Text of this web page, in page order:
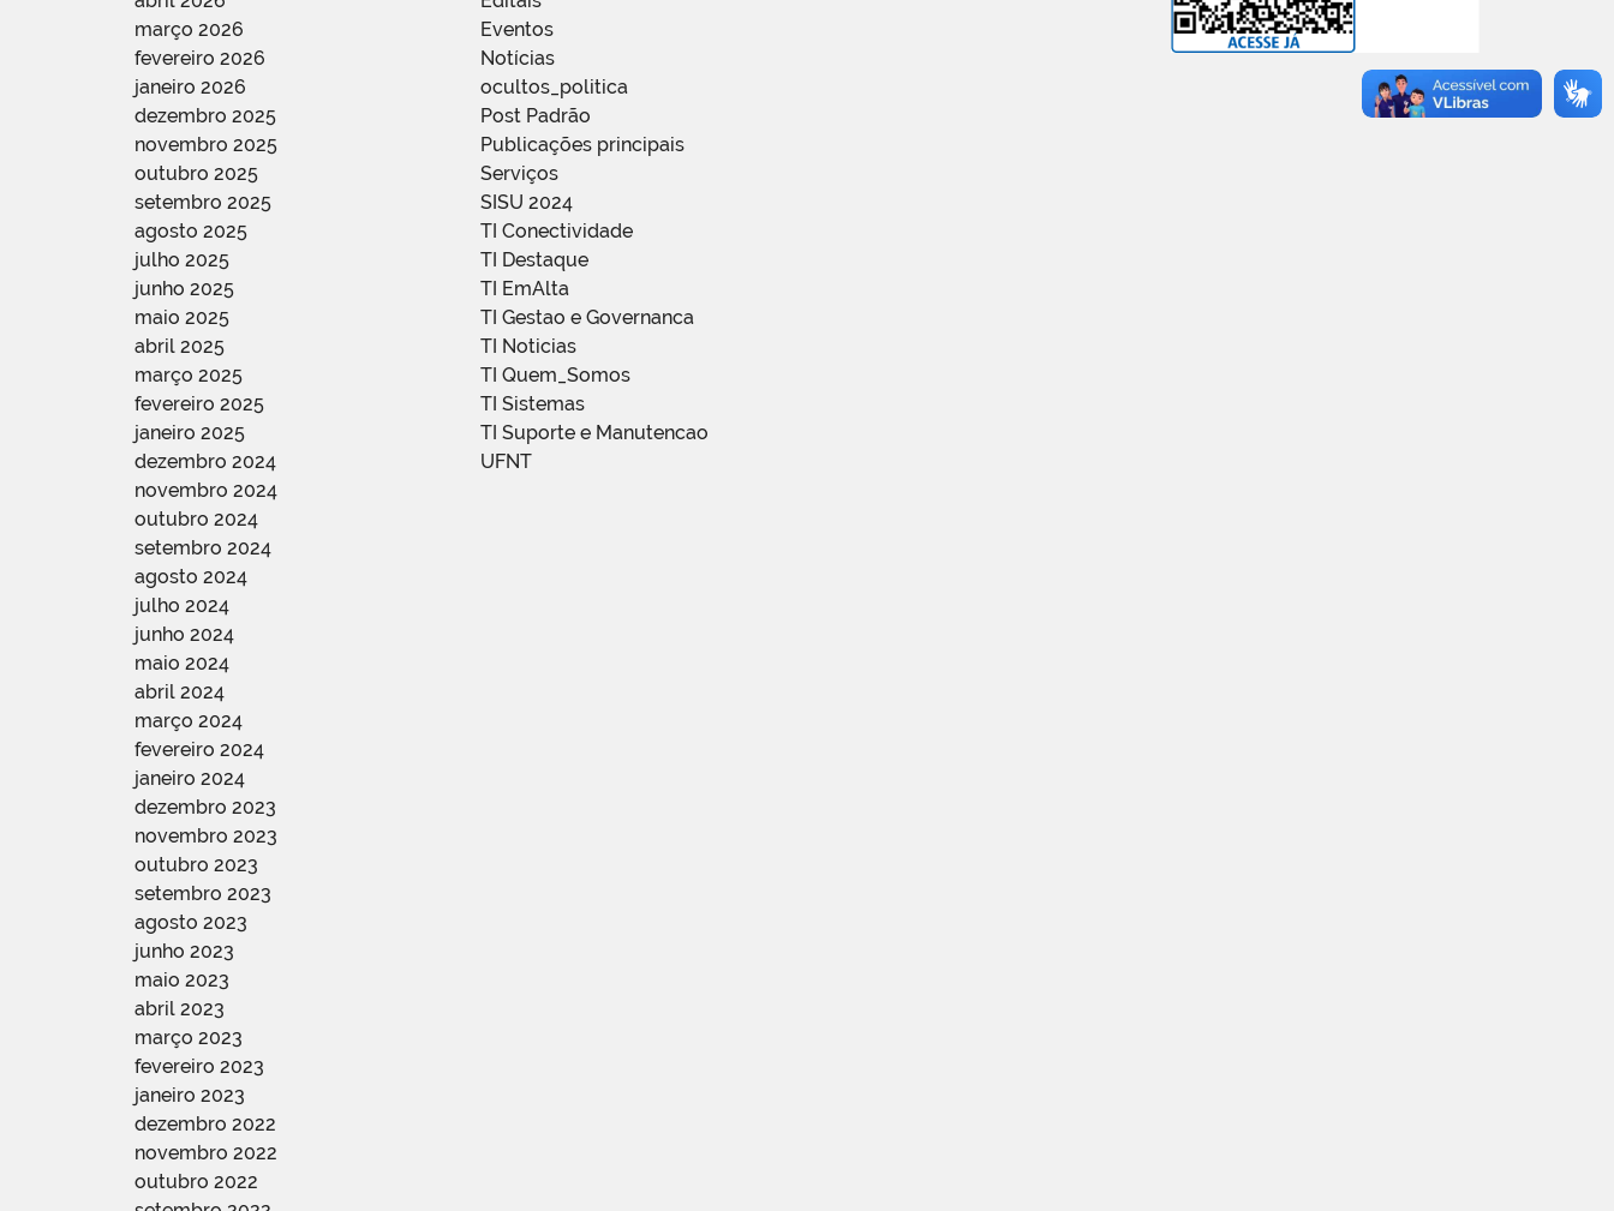
março 2026
fevereiro 2026
janeiro 2026
dezembro 2025
novembro 2025
outubro 2025
setembro 2025
agosto 2025
julho 2025
junho 2025
maio 2025
abril 2025
março 2025
fevereiro 2025
janeiro 2025
dezembro 2024
novembro 2024
outubro 2024
setembro 2024
agosto 2024
julho 2024
junho 2024
maio 2024
abril 2024
março 2024
fevereiro 2024
janeiro 2024
dezembro 2023
novembro 2023
outubro 2023
setembro 2023
agosto 2023
junho 2023
maio 2023
abril 2023
março 2023
fevereiro 2023
janeiro 2023
dezembro 2022
novembro 2022
outubro 2022
Eventos
Notícias
ocultos_politica
Post Padrão
Publicações principais
Serviços
SISU 2024
TI Conectividade
TI Destaque
TI EmAlta
TI Gestao e Governanca
TI Noticias
TI Quem_Somos
TI Sistemas
TI Suporte e Manutencao
UFNT